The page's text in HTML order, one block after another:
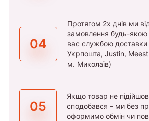
04
Протягом 2х днів ми
замовлення будь-
вас службою
Укрпошта, Justin, Meest
м. Миколаїв)
05
Якщо товар не
сподобався – ми без
оформимо обмін чи